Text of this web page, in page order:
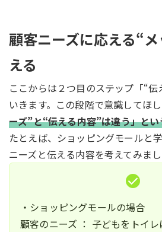
顧客ニーズに応える“
える
ここからは２つ目のステップ「“伝
いきます。この段階で意識してほし
ーズ”と“伝える内容”は違う」と
たとえば、ショッピングモールと
ニーズと伝える内容を考えてみまし
・ショッピングモールの場合
顧客のニーズ ： 子どもをトイ